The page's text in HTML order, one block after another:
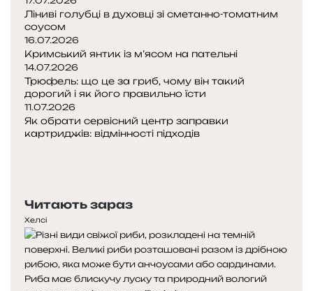
Ліниві голубці в духовці зі сметанно-томатним
соусом
16.07.2026
Кримський янтик із м’ясом на пательні
14.07.2026
Трюфель: що це за гриб, чому він такий
дорогий і як його правильно їсти
11.07.2026
Як обрати сервісний центр заправки
картриджів: відмінності підходів
Читають зараз
Хелсі